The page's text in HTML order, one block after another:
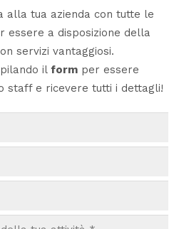
alla tua azienda con tutte le
essere a disposizione della
servizi vantaggiosi.
il form per essere
staff e ricevere tutti i dettagli!